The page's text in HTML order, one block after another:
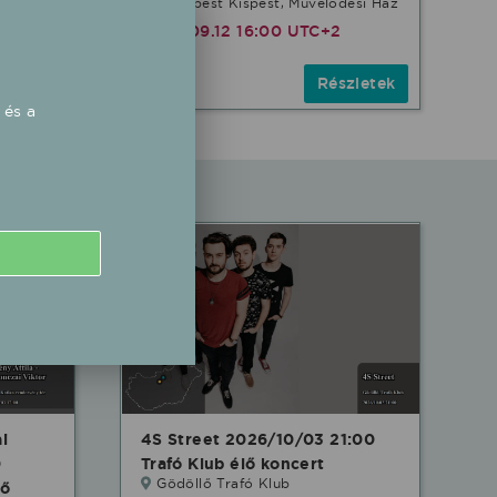
2026.09.12 16:00 UTC+2
Részletek
4S Street 2026/10/03 21:00
Trafó Klub élő koncert
Gödöllő Trafó Klub
a